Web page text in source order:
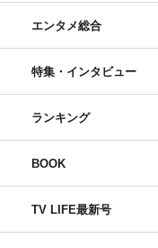
エンタメ総合
特集・インタビュー
ランキング
BOOK
TV LIFE最新号